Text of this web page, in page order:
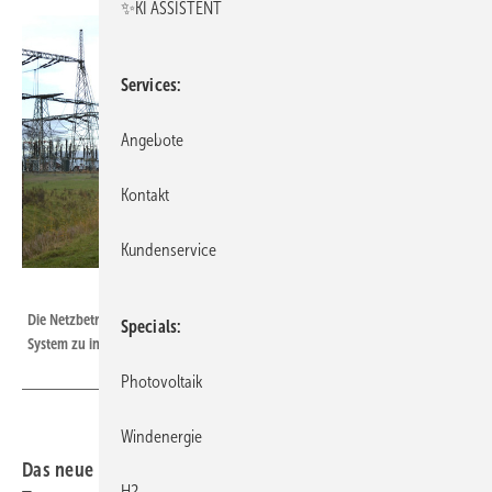
Die Netzbetreiber bekommen bessere Möglichkeiten, Solarstrom in das
System zu integrieren.
Das neue Elektrizitätsgesetz in Österreich schafft mehr
✨KI ASSISTENT
Services
Angebote
Kontakt
Kundenservice
Specials
Photovoltaik
Windenergie